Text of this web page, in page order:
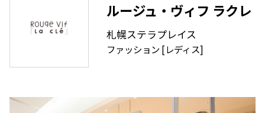
ルージュ・ヴィフ ラクレ
札幌ステラプレイス
ファッション [レディス]